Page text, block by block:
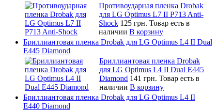
Противоударная пленка Drobak
для LG Optimus L7 II P713 Anti-
Shock 125 грн. Товар есть в
наличии В корзину
Бриллиантовая пленка Drobak для LG Optimus L4 II Dual
E445 Diamond
Бриллиантовая пленка Drobak
для LG Optimus L4 II Dual E445
Diamond 141 грн. Товар есть в
наличии В корзину
Бриллиантовая пленка Drobak для LG Optimus L4 II
E440 Diamond